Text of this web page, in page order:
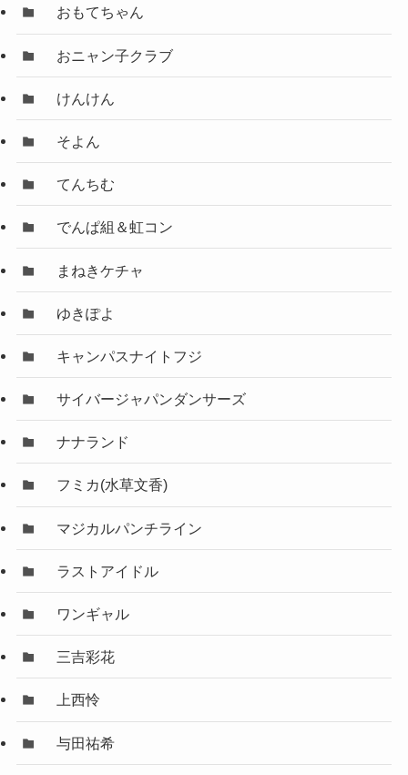
おもてちゃん
おニャン子クラブ
けんけん
そよん
てんちむ
でんぱ組＆虹コン
まねきケチャ
ゆきぽよ
キャンパスナイトフジ
サイバージャパンダンサーズ
ナナランド
フミカ(水草文香)
マジカルパンチライン
ラストアイドル
ワンギャル
三吉彩花
上西怜
与田祐希